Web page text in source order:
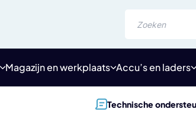
Magazijn en werkplaats Accu’s en laders
Technische